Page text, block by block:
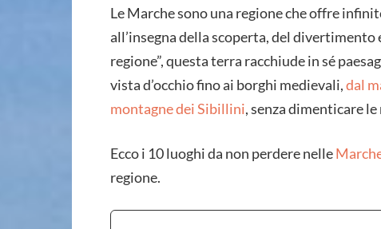
Le Marche sono una regione che offre
all’insegna della scoperta, del divertimento
regione”, questa terra racchiude in sé
vista d’occhio fino ai borghi medievali,dal
montagne dei Sibillini, senza dimenticare
Ecco i 10 luoghi da non perdere nelle
regione.